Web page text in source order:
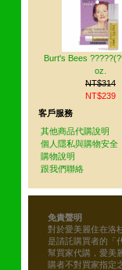
Burt's Bees
oz.
NT$314
NT$239
客戶服務
其他商品代購說明
個人隱私與購物安全
購物說明
跟我們聯絡
免責聲明
對於愛美麗住在洛
是請託購買者的「
幫買家代購，愛美
購者不對買家指定